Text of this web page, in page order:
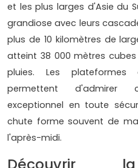
et les plus larges d'Asie du
grandiose avec leurs
plus de 10 kilomètres de
atteint 38 000 mètres
pluies. Les plateformes
permettent d'admirer
exceptionnel en toute
chute forme souvent de
l'après-midi.